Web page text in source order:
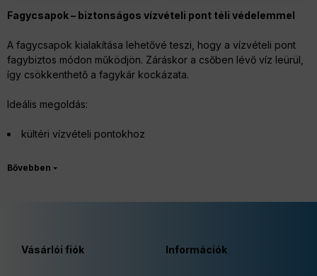
Fagycsapok – biztonságos vízvételi pont téli védelemmel
A fagycsapok kialakítása lehetővé teszi, hogy a vízvételi pont
fagybiztos módon működjön. Záráskor a csőben lévő víz leürül,
így csökkenthető a fagykár kockázata.
Ideális megoldás:
kültéri vízvételi pontokhoz
kerti csapkiállásokhoz
történjen.
Vásárlói fiók Információk